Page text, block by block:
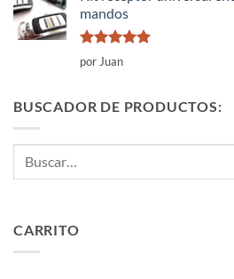
mandos
Valorado
con
por Juan
BUSCADOR DE PRODUCTOS:
CARRITO